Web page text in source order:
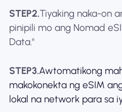
STEP2.Tiyaking naka-on
pinipili mo ang Nomad
Data."
STEP3.Awtomatikong
makokonekta ng eSIM
lokal na network para sa